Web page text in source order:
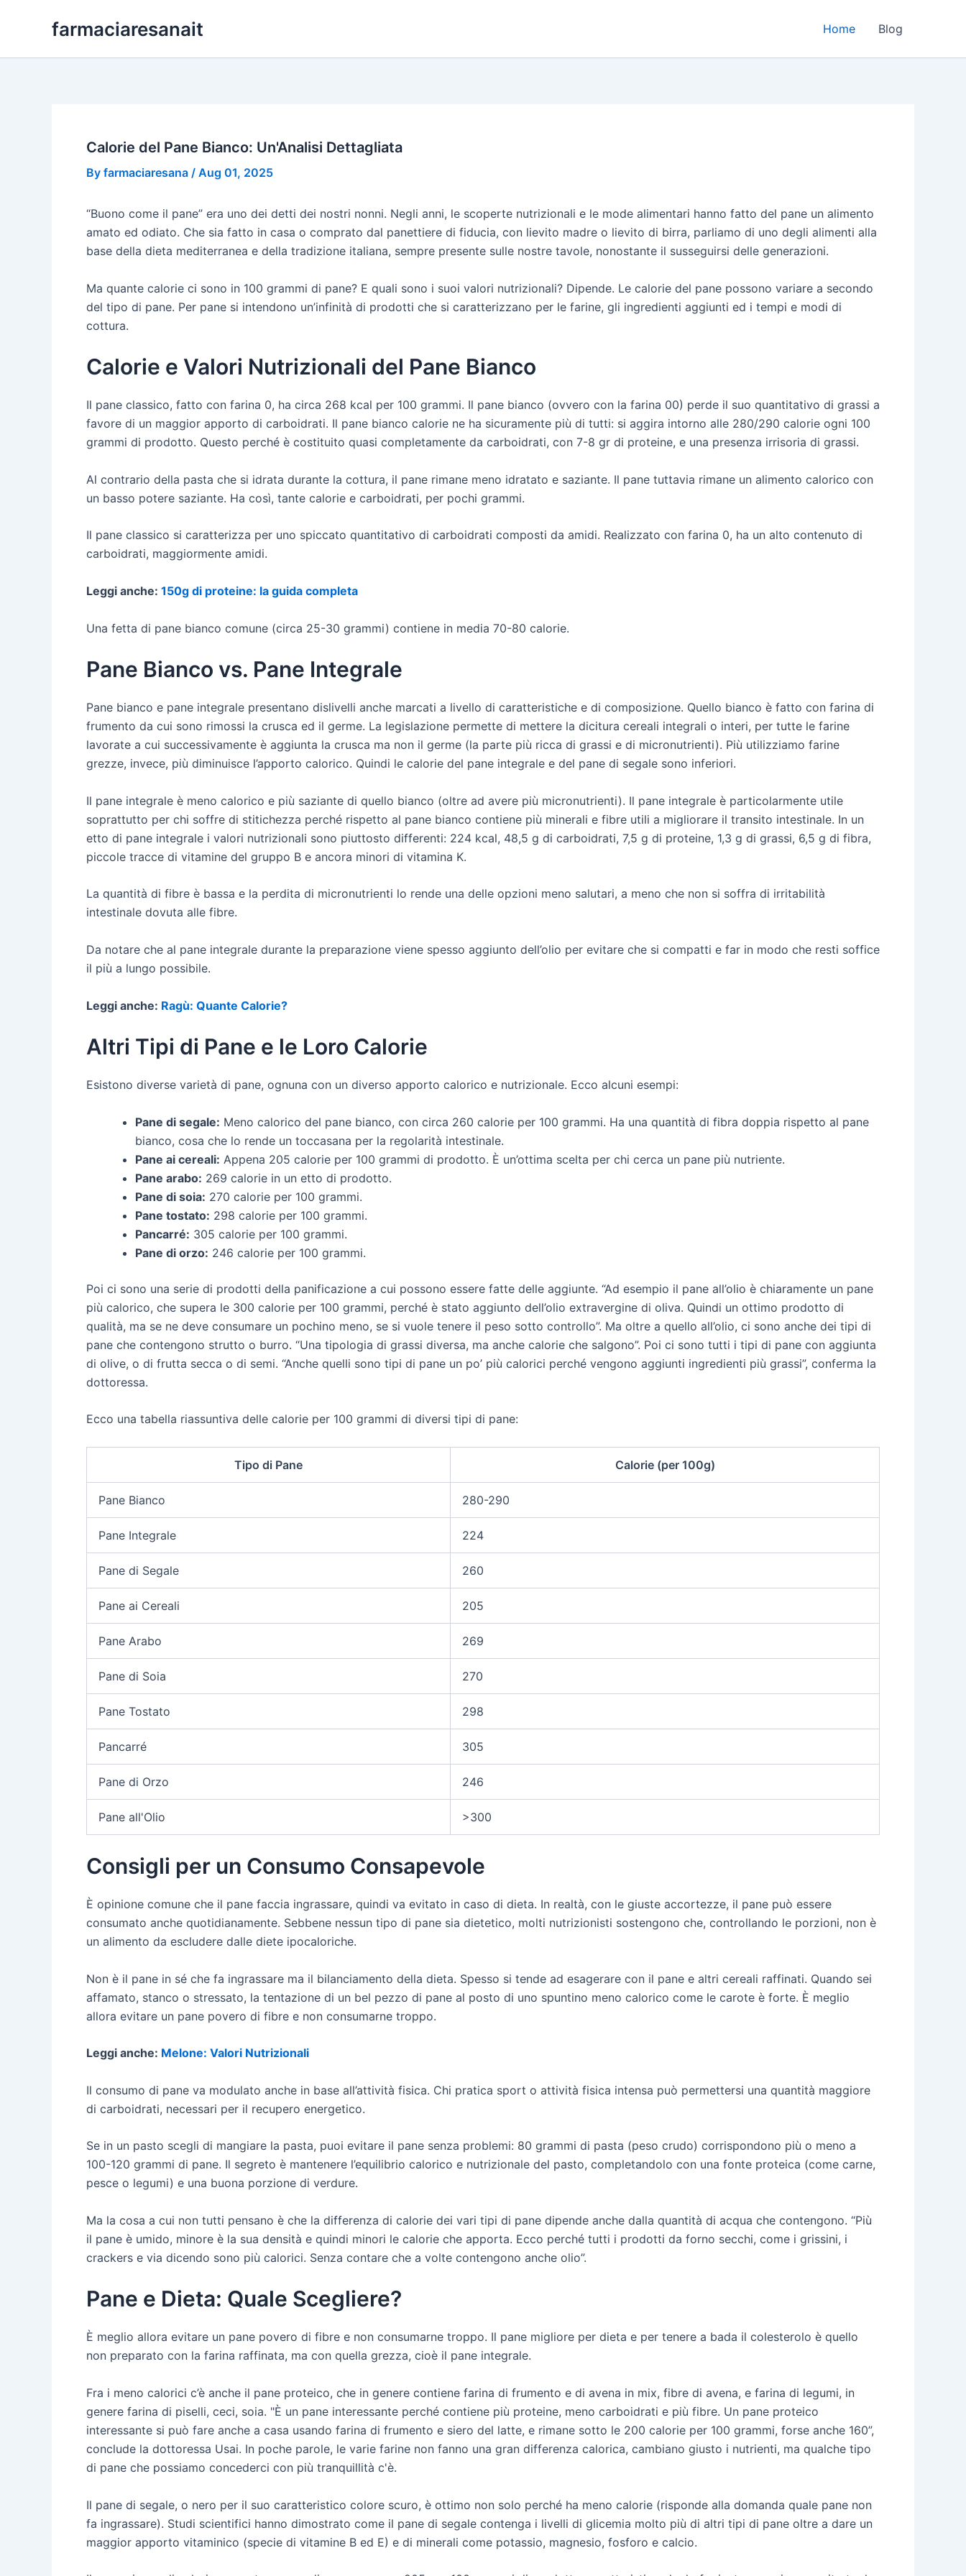
farmaciaresanait Home Blog
Calorie del Pane Bianco: Un'Analisi Dettagliata
By farmaciaresana / Aug 01, 2025
“Buono come il pane” era uno dei detti dei nostri nonni. Negli anni, le scoperte nutrizionali e le mode alimentari hanno fatto del pane un alimento
amato ed odiato. Che sia fatto in casa o comprato dal panettiere di fiducia, con lievito madre o lievito di birra, parliamo di uno degli alimenti alla
base della dieta mediterranea e della tradizione italiana, sempre presente sulle nostre tavole, nonostante il susseguirsi delle generazioni.
Ma quante calorie ci sono in 100 grammi di pane? E quali sono i suoi valori nutrizionali? Dipende. Le calorie del pane possono variare a secondo
del tipo di pane. Per pane si intendono un’infinità di prodotti che si caratterizzano per le farine, gli ingredienti aggiunti ed i tempi e modi di
cottura.
Calorie e Valori Nutrizionali del Pane Bianco
Il pane classico, fatto con farina 0, ha circa 268 kcal per 100 grammi. Il pane bianco (ovvero con la farina 00) perde il suo quantitativo di grassi a
favore di un maggior apporto di carboidrati. Il pane bianco calorie ne ha sicuramente più di tutti: si aggira intorno alle 280/290 calorie ogni 100
grammi di prodotto. Questo perché è costituito quasi completamente da carboidrati, con 7-8 gr di proteine, e una presenza irrisoria di grassi.
Al contrario della pasta che si idrata durante la cottura, il pane rimane meno idratato e saziante. Il pane tuttavia rimane un alimento calorico con
un basso potere saziante. Ha così, tante calorie e carboidrati, per pochi grammi.
Il pane classico si caratterizza per uno spiccato quantitativo di carboidrati composti da amidi. Realizzato con farina 0, ha un alto contenuto di
carboidrati, maggiormente amidi.
Leggi anche: 150g di proteine: la guida completa
Una fetta di pane bianco comune (circa 25-30 grammi) contiene in media 70-80 calorie.
Pane Bianco vs. Pane Integrale
Pane bianco e pane integrale presentano dislivelli anche marcati a livello di caratteristiche e di composizione. Quello bianco è fatto con farina di
frumento da cui sono rimossi la crusca ed il germe. La legislazione permette di mettere la dicitura cereali integrali o interi, per tutte le farine
lavorate a cui successivamente è aggiunta la crusca ma non il germe (la parte più ricca di grassi e di micronutrienti). Più utilizziamo farine
grezze, invece, più diminuisce l’apporto calorico. Quindi le calorie del pane integrale e del pane di segale sono inferiori.
Il pane integrale è meno calorico e più saziante di quello bianco (oltre ad avere più micronutrienti). Il pane integrale è particolarmente utile
soprattutto per chi soffre di stitichezza perché rispetto al pane bianco contiene più minerali e fibre utili a migliorare il transito intestinale. In un
etto di pane integrale i valori nutrizionali sono piuttosto differenti: 224 kcal, 48,5 g di carboidrati, 7,5 g di proteine, 1,3 g di grassi, 6,5 g di fibra,
piccole tracce di vitamine del gruppo B e ancora minori di vitamina K.
La quantità di fibre è bassa e la perdita di micronutrienti lo rende una delle opzioni meno salutari, a meno che non si soffra di irritabilità
intestinale dovuta alle fibre.
Da notare che al pane integrale durante la preparazione viene spesso aggiunto dell’olio per evitare che si compatti e far in modo che resti soffice
il più a lungo possibile.
Leggi anche: Ragù: Quante Calorie?
Altri Tipi di Pane e le Loro Calorie
Esistono diverse varietà di pane, ognuna con un diverso apporto calorico e nutrizionale. Ecco alcuni esempi:
Pane di segale: Meno calorico del pane bianco, con circa 260 calorie per 100 grammi. Ha una quantità di fibra doppia rispetto al pane
bianco, cosa che lo rende un toccasana per la regolarità intestinale.
Pane ai cereali: Appena 205 calorie per 100 grammi di prodotto. È un’ottima scelta per chi cerca un pane più nutriente.
Pane arabo: 269 calorie in un etto di prodotto.
Pane di soia: 270 calorie per 100 grammi.
Pane tostato: 298 calorie per 100 grammi.
Pancarré: 305 calorie per 100 grammi.
Pane di orzo: 246 calorie per 100 grammi.
Poi ci sono una serie di prodotti della panificazione a cui possono essere fatte delle aggiunte. “Ad esempio il pane all’olio è chiaramente un pane
più calorico, che supera le 300 calorie per 100 grammi, perché è stato aggiunto dell’olio extravergine di oliva. Quindi un ottimo prodotto di
qualità, ma se ne deve consumare un pochino meno, se si vuole tenere il peso sotto controllo”. Ma oltre a quello all’olio, ci sono anche dei tipi di
pane che contengono strutto o burro. “Una tipologia di grassi diversa, ma anche calorie che salgono”. Poi ci sono tutti i tipi di pane con aggiunta
di olive, o di frutta secca o di semi. “Anche quelli sono tipi di pane un po’ più calorici perché vengono aggiunti ingredienti più grassi”, conferma la
dottoressa.
Ecco una tabella riassuntiva delle calorie per 100 grammi di diversi tipi di pane:
Tipo di Pane Calorie (per 100g)
Pane Bianco 280-290
Pane Integrale 224
Pane di Segale 260
Pane ai Cereali 205
Pane Arabo 269
Pane di Soia 270
Pane Tostato 298
Pancarré 305
Pane di Orzo 246
Pane all'Olio >300
Consigli per un Consumo Consapevole
È opinione comune che il pane faccia ingrassare, quindi va evitato in caso di dieta. In realtà, con le giuste accortezze, il pane può essere
consumato anche quotidianamente. Sebbene nessun tipo di pane sia dietetico, molti nutrizionisti sostengono che, controllando le porzioni, non è
un alimento da escludere dalle diete ipocaloriche.
Non è il pane in sé che fa ingrassare ma il bilanciamento della dieta. Spesso si tende ad esagerare con il pane e altri cereali raffinati. Quando sei
affamato, stanco o stressato, la tentazione di un bel pezzo di pane al posto di uno spuntino meno calorico come le carote è forte. È meglio
allora evitare un pane povero di fibre e non consumarne troppo.
Leggi anche: Melone: Valori Nutrizionali
Il consumo di pane va modulato anche in base all’attività fisica. Chi pratica sport o attività fisica intensa può permettersi una quantità maggiore
di carboidrati, necessari per il recupero energetico.
Se in un pasto scegli di mangiare la pasta, puoi evitare il pane senza problemi: 80 grammi di pasta (peso crudo) corrispondono più o meno a
100-120 grammi di pane. Il segreto è mantenere l’equilibrio calorico e nutrizionale del pasto, completandolo con una fonte proteica (come carne,
pesce o legumi) e una buona porzione di verdure.
Ma la cosa a cui non tutti pensano è che la differenza di calorie dei vari tipi di pane dipende anche dalla quantità di acqua che contengono. “Più
il pane è umido, minore è la sua densità e quindi minori le calorie che apporta. Ecco perché tutti i prodotti da forno secchi, come i grissini, i
crackers e via dicendo sono più calorici. Senza contare che a volte contengono anche olio”.
Pane e Dieta: Quale Scegliere?
È meglio allora evitare un pane povero di fibre e non consumarne troppo. Il pane migliore per dieta e per tenere a bada il colesterolo è quello
non preparato con la farina raffinata, ma con quella grezza, cioè il pane integrale.
Fra i meno calorici c’è anche il pane proteico, che in genere contiene farina di frumento e di avena in mix, fibre di avena, e farina di legumi, in
genere farina di piselli, ceci, soia. "È un pane interessante perché contiene più proteine, meno carboidrati e più fibre. Un pane proteico
interessante si può fare anche a casa usando farina di frumento e siero del latte, e rimane sotto le 200 calorie per 100 grammi, forse anche 160”,
conclude la dottoressa Usai. In poche parole, le varie farine non fanno una gran differenza calorica, cambiano giusto i nutrienti, ma qualche tipo
di pane che possiamo concederci con più tranquillità c'è.
Il pane di segale, o nero per il suo caratteristico colore scuro, è ottimo non solo perché ha meno calorie (risponde alla domanda quale pane non
fa ingrassare). Studi scientifici hanno dimostrato come il pane di segale contenga i livelli di glicemia molto più di altri tipi di pane oltre a dare un
maggior apporto vitaminico (specie di vitamine B ed E) e di minerali come potassio, magnesio, fosforo e calcio.